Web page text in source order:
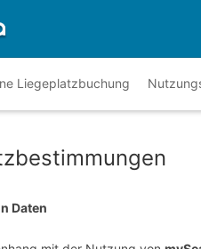
Liegeplatzbuchung
Daten